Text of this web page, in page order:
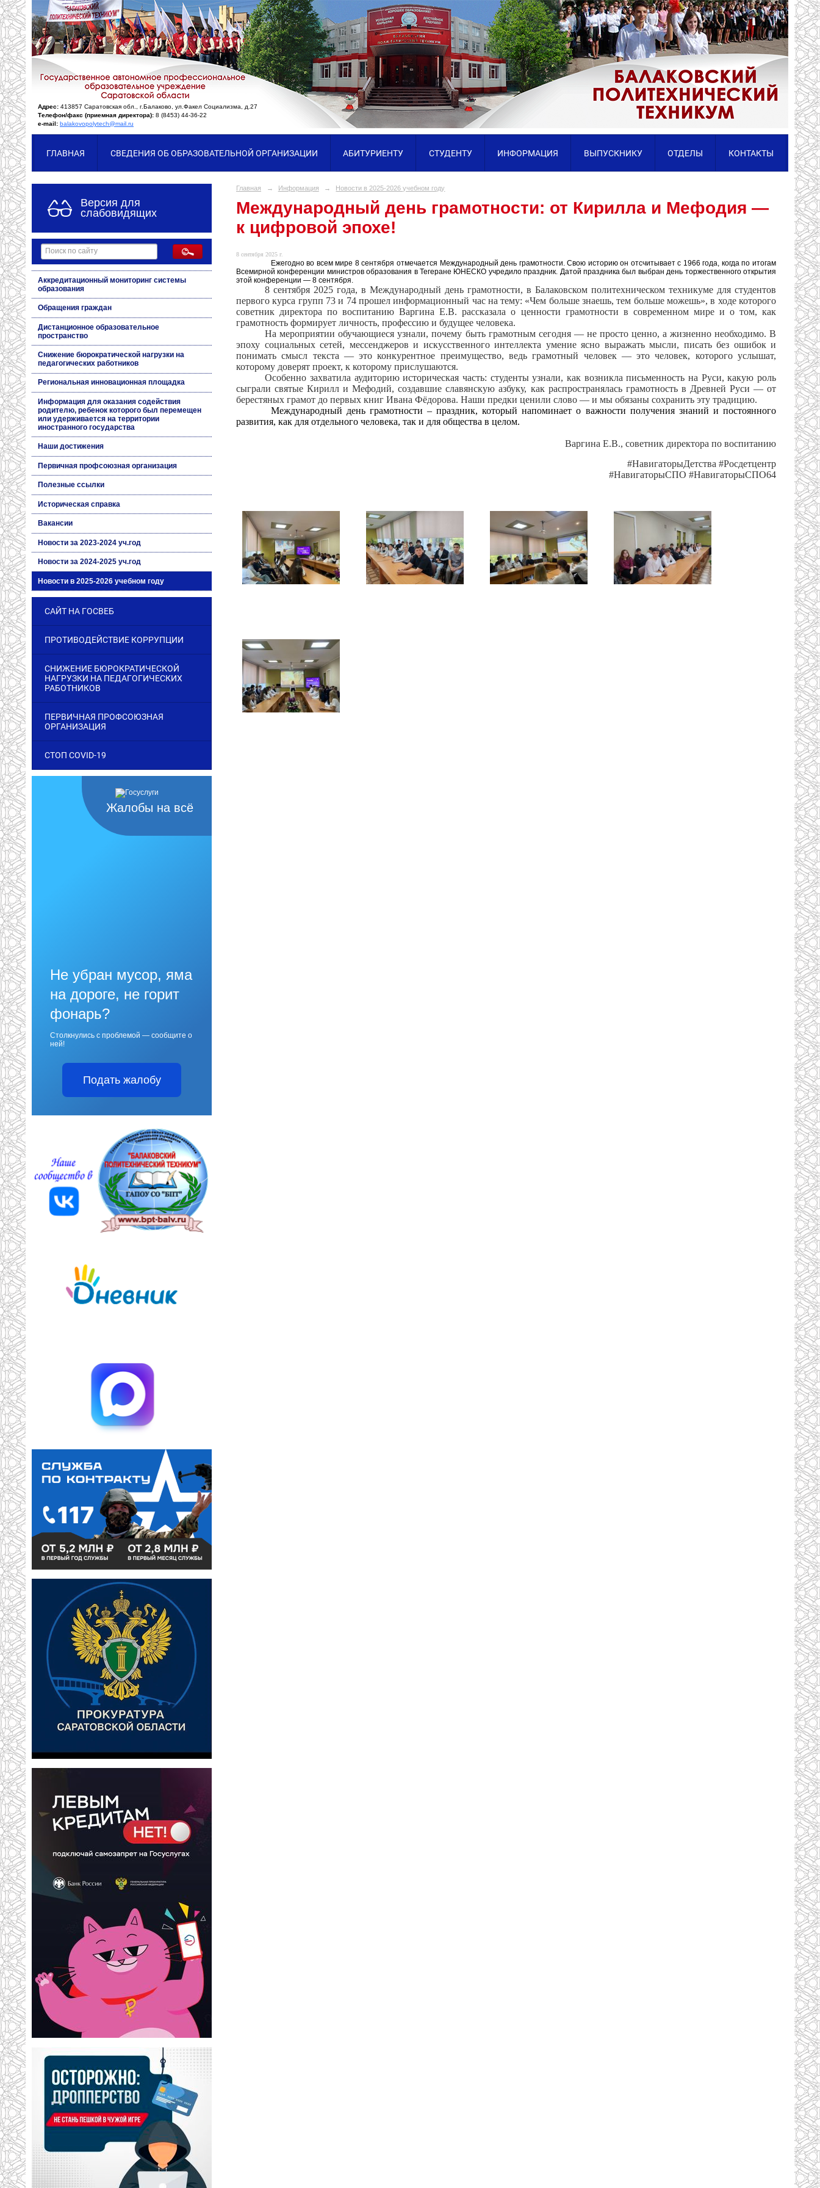
Адрес: 413857 Саратовская обл., г.Балаково, ул.Факел Социализма, д.27
Телефон/факс (приемная директора): 8 (8453) 44-36-22
e-mail: balakovopolytech@mail.ru
ГЛАВНАЯ СВЕДЕНИЯ ОБ ОБРАЗОВАТЕЛЬНОЙ ОРГАНИЗАЦИИ АБИТУРИЕНТУ СТУДЕНТУ ИНФОРМАЦИЯ ВЫПУСКНИКУ ОТДЕЛЫ КОНТАКТЫ
Версия для
слабовидящих
Аккредитационный мониторинг системы
образования
Обращения граждан
Дистанционное образовательное
пространство
Снижение бюрократической нагрузки на
педагогических работников
Региональная инновационная площадка
Информация для оказания содействия
родителю, ребенок которого был перемещен
или удерживается на территории
иностранного государства
Наши достижения
Первичная профсоюзная организация
Полезные ссылки
Историческая справка
Вакансии
Новости за 2023-2024 уч.год
Новости за 2024-2025 уч.год
Новости в 2025-2026 учебном году
САЙТ НА ГОСВЕБ
ПРОТИВОДЕЙСТВИЕ КОРРУПЦИИ
СНИЖЕНИЕ БЮРОКРАТИЧЕСКОЙ
НАГРУЗКИ НА ПЕДАГОГИЧЕСКИХ
РАБОТНИКОВ
ПЕРВИЧНАЯ ПРОФСОЮЗНАЯ
ОРГАНИЗАЦИЯ
СТОП COVID-19
Жалобы на всё
Не убран мусор, яма
на дороге, не горит
фонарь?
Столкнулись с проблемой — сообщите о
ней!
Подать жалобу
Главная → Информация → Новости в 2025-2026 учебном году
Международный день грамотности: от Кирилла и Мефодия —
к цифровой эпохе!
8 сентября 2025 г.
Ежегодно во всем мире 8 сентября отмечается Международный день грамотности. Свою историю он отсчитывает с 1966 года, когда по итогам
Всемирной конференции министров образования в Тегеране ЮНЕСКО учредило праздник. Датой праздника был выбран день торжественного открытия
этой конференции — 8 сентября.
8 сентября 2025 года, в Международный день грамотности, в Балаковском политехническом техникуме для студентов
первого курса групп 73 и 74 прошел информационный час на тему: «Чем больше знаешь, тем больше можешь», в ходе которого
советник директора по воспитанию Варгина Е.В. рассказала о ценности грамотности в современном мире и о том, как
грамотность формирует личность, профессию и будущее человека.
На мероприятии обучающиеся узнали, почему быть грамотным сегодня — не просто ценно, а жизненно необходимо. В
эпоху социальных сетей, мессенджеров и искусственного интеллекта умение ясно выражать мысли, писать без ошибок и
понимать смысл текста — это конкурентное преимущество, ведь грамотный человек — это человек, которого услышат,
которому доверят проект, к которому прислушаются.
Особенно захватила аудиторию историческая часть: студенты узнали, как возникла письменность на Руси, какую роль
сыграли святые Кирилл и Мефодий, создавшие славянскую азбуку, как распространялась грамотность в Древней Руси — от
берестяных грамот до первых книг Ивана Фёдорова. Наши предки ценили слово — и мы обязаны сохранить эту традицию.
Международный день грамотности – праздник, который напоминает о важности получения знаний и постоянного
развития, как для отдельного человека, так и для общества в целом.
Варгина Е.В., советник директора по воспитанию
#НавигаторыДетства #Росдетцентр
#НавигаторыСПО #НавигаторыСПО64